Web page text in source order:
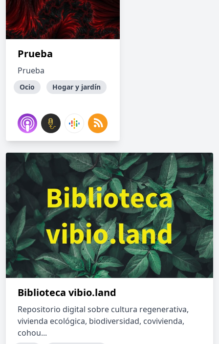
Prueba
Prueba
Ocio Hogar y jardín
Biblioteca vibio.land
Repositorio digital sobre cultura regenerativa,
vivienda ecológica, biodiversidad, covivienda,
cohou...